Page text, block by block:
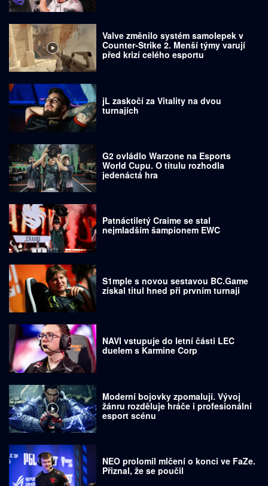
Valve změnilo systém samolepek v
Counter-Strike 2. Menší týmy varují
před krizí celého esportu
jL zaskočí za Vitality na dvou
turnajích
G2 ovládlo Warzone na Esports
World Cupu. O titulu rozhodla
jedenáctá hra
Patnáctiletý Craime se stal
nejmladším šampionem EWC
S1mple s novou sestavou BC.Game
získal titul hned při prvním turnaji
NAVI vstupuje do letní části LEC
duelem s Karmine Corp
Moderní bojovky zpomalují. Vývoj
žánru rozděluje hráče i profesionální
esport scénu
NEO prolomil mlčení o konci ve FaZe.
Přiznal, že se poučil